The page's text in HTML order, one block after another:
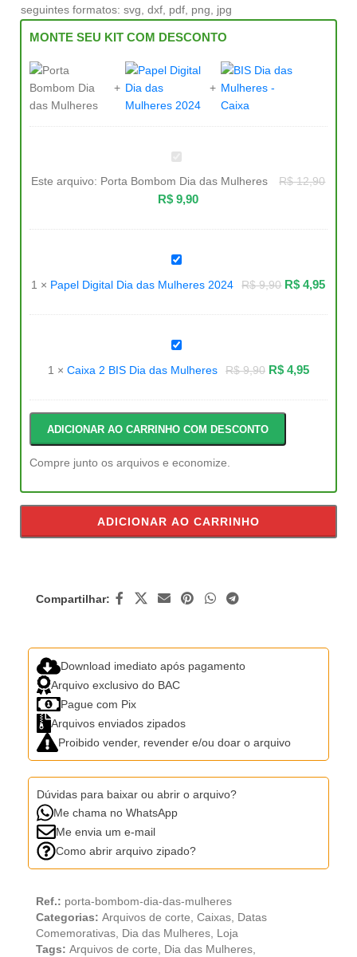
seguintes formatos: svg, dxf, pdf, png, jpg
MONTE SEU KIT COM DESCONTO
Porta
Bombom
Dia
das
Mulheres
Este arquivo: Porta Bombom Dia das Mulheres R$12,90
R$ 9,90
Papel
Digital
das
1 × Papel Digital Dia das Mulheres 2024 R$9,90 R$ 4,95
Caixa
2
Dia
1 × Caixa 2 BIS Dia das Mulheres R$9,90 R$4,95
ADICIONAR AO CARRINHO COM DESCONTO
Compre junto os arquivos e economize.
ADICIONAR AO CARRINHO
Compartilhar:
Download imediato após pagamento
Arquivo exclusivo do BAC
Pague com Pix
Arquivos enviados zipados
Proibido vender, revender e/ou doar o arquivo
Dúvidas para baixar ou abrir o arquivo?
Me chama no WhatsApp
Me envia um e-mail
Como abrir arquivo zipado?
Ref.: porta-bombom-dia-das-mulheres
Categorias: Arquivos de corte Caixas Datas
Comemorativas Dia das Mulheres Loja
Tags: Arquivos de corte Dia das Mulheres